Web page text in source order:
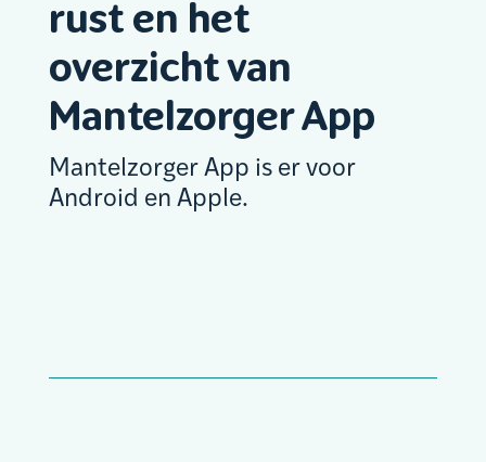
rust en het
overzicht van
Mantelzorger App
Mantelzorger App is er voor
Android en Apple.